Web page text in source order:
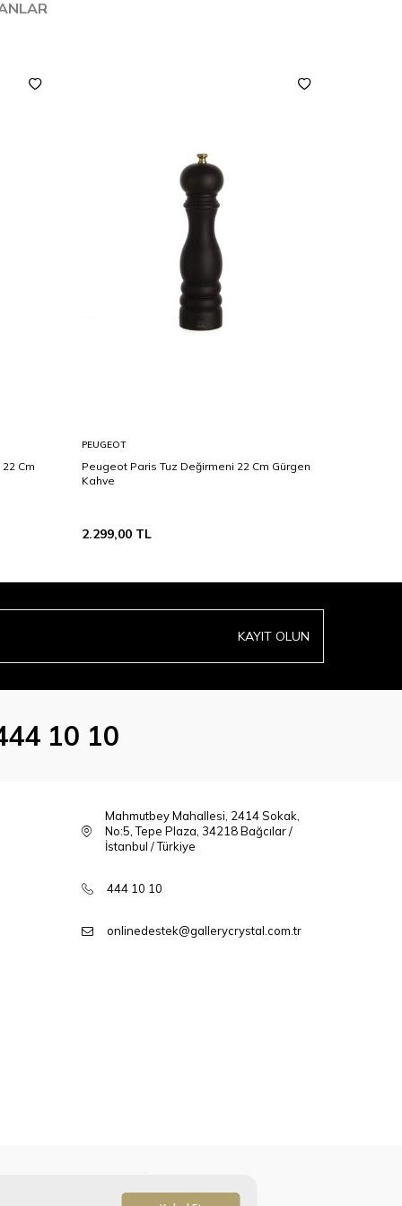
Cm
PEUGEOT
Peugeot Paris Tuz Değirmeni 22 Cm Gürgen
Kahve
2.299,00 TL
KAYIT OLUN
10 10
Mahmutbey Mahallesi, 2414 Sokak,
No:5, Tepe Plaza, 34218 Bağcılar /
İstanbul / Türkiye
444 10 10
onlinedestek@gallerycrystal.com.tr